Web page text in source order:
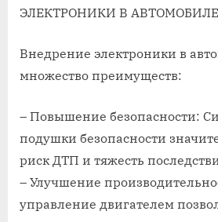
ЭЛЕКТРОНИКИ В АВТОМОБИЛЕ
Внедрение электроники в
множество преимуществ:
– Повышение безопасности:
подушки безопасности
риск ДТП и тяжесть
– Улучшение
управление двигателем